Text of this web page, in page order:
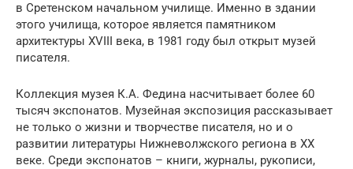
в Сретенском начальном училище. Именно в здании
этого училища, которое является памятником
архитектуры XVIII века, в 1981 году был открыт музей
писателя.
Коллекция музея К.А. Федина насчитывает более 60
тысяч экспонатов. Музейная экспозиция рассказывает
не только о жизни и творчестве писателя, но и о
развитии литературы Нижневолжского региона в ХХ
веке. Среди экспонатов – книги, журналы, рукописи,